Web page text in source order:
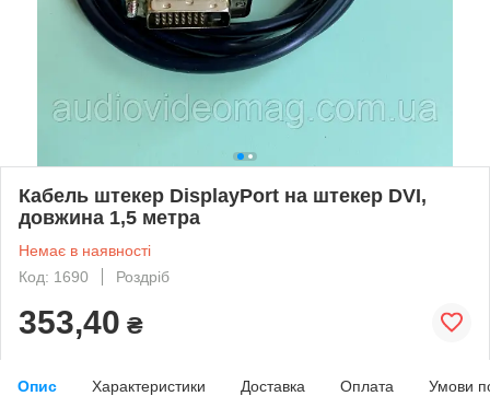
Кабель штекер DisplayPort на штекер DVI,
довжина 1,5 метра
Немає в наявності
Код: 1690
Роздріб
353,40 ₴
Опис Характеристики Доставка Оплата Умови